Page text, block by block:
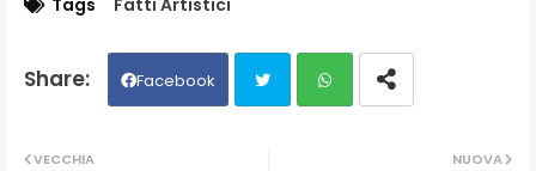
Tags Fatti Artistici
Facebook
NUOVA
VECCHIA